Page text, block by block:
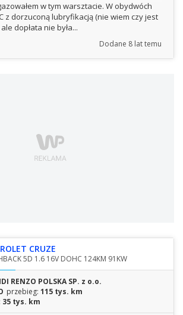
w tym warsztacie. W obydwóch
z dorzuconą lubryfikacją (nie wiem czy jest
dopłata nie była...
Dodane 8 lat temu
CRUZE
5D 1.6 16V DOHC 124KM 91KW
RENZO POLSKA SP. z o.o.
przebieg: 115 tys. km
35 tys. km